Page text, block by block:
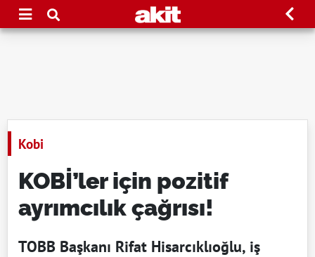
Kobi
KOBİ’ler için pozitif
ayrımcılık çağrısı!
TOBB Başkanı Rifat Hisarcıklıoğlu, iş